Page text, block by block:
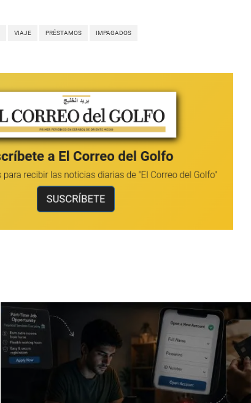
VIAJE PRÉSTAMOS IMPAGADOS